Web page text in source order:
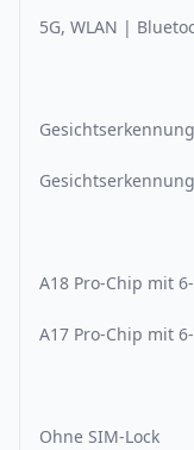
5G, WLAN |
Gesichtserkennung
Gesichtserkennung
A18 Pro-Chip mit
A17 Pro-Chip mit
Ohne SIM-Lock